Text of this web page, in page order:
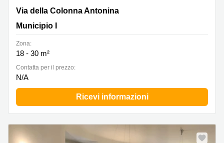
Via della Colonna Antonina 35, Municipio I
Via della Colonna Antonina
Municipio I
Zona:
18 - 30 m²
Сontatta per il prezzo:
N/A
Ricevi informazioni